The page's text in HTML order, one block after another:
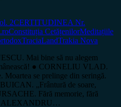
2CERTITUDINEA Nr.
Constituția CetățenilorMeditațiile
TraciaLandTrakia Nova
Mai bine să nu alegem
● CORNELIU VLAD.
Moartea se prelinge din seringă.
„Frântură de soare,
Fără memorie, fără
ALEXANDRU…